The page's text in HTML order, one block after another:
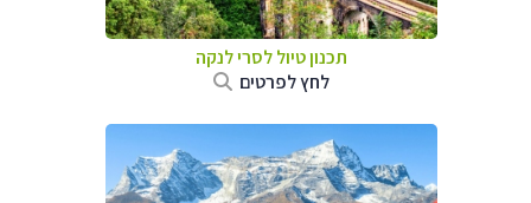
תכנון טיוללסרי לנקה
לחץ לפרטים